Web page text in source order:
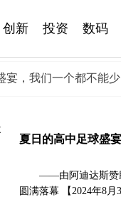
创新 投资 数码
宴，我们一个都不能少
夏日的高中足球盛
——由阿迪达斯赞
圆满落幕 【2024年8